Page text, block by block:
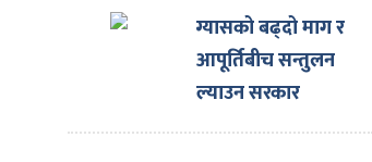
ग्यासको बढ्दो माग र
आपूर्तिबीच सन्तुलन
ल्याउन सरकार
प्रयासरतः उद्योगमन्त्री